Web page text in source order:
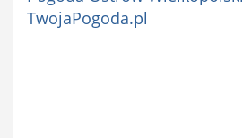
TwojaPogoda.pl